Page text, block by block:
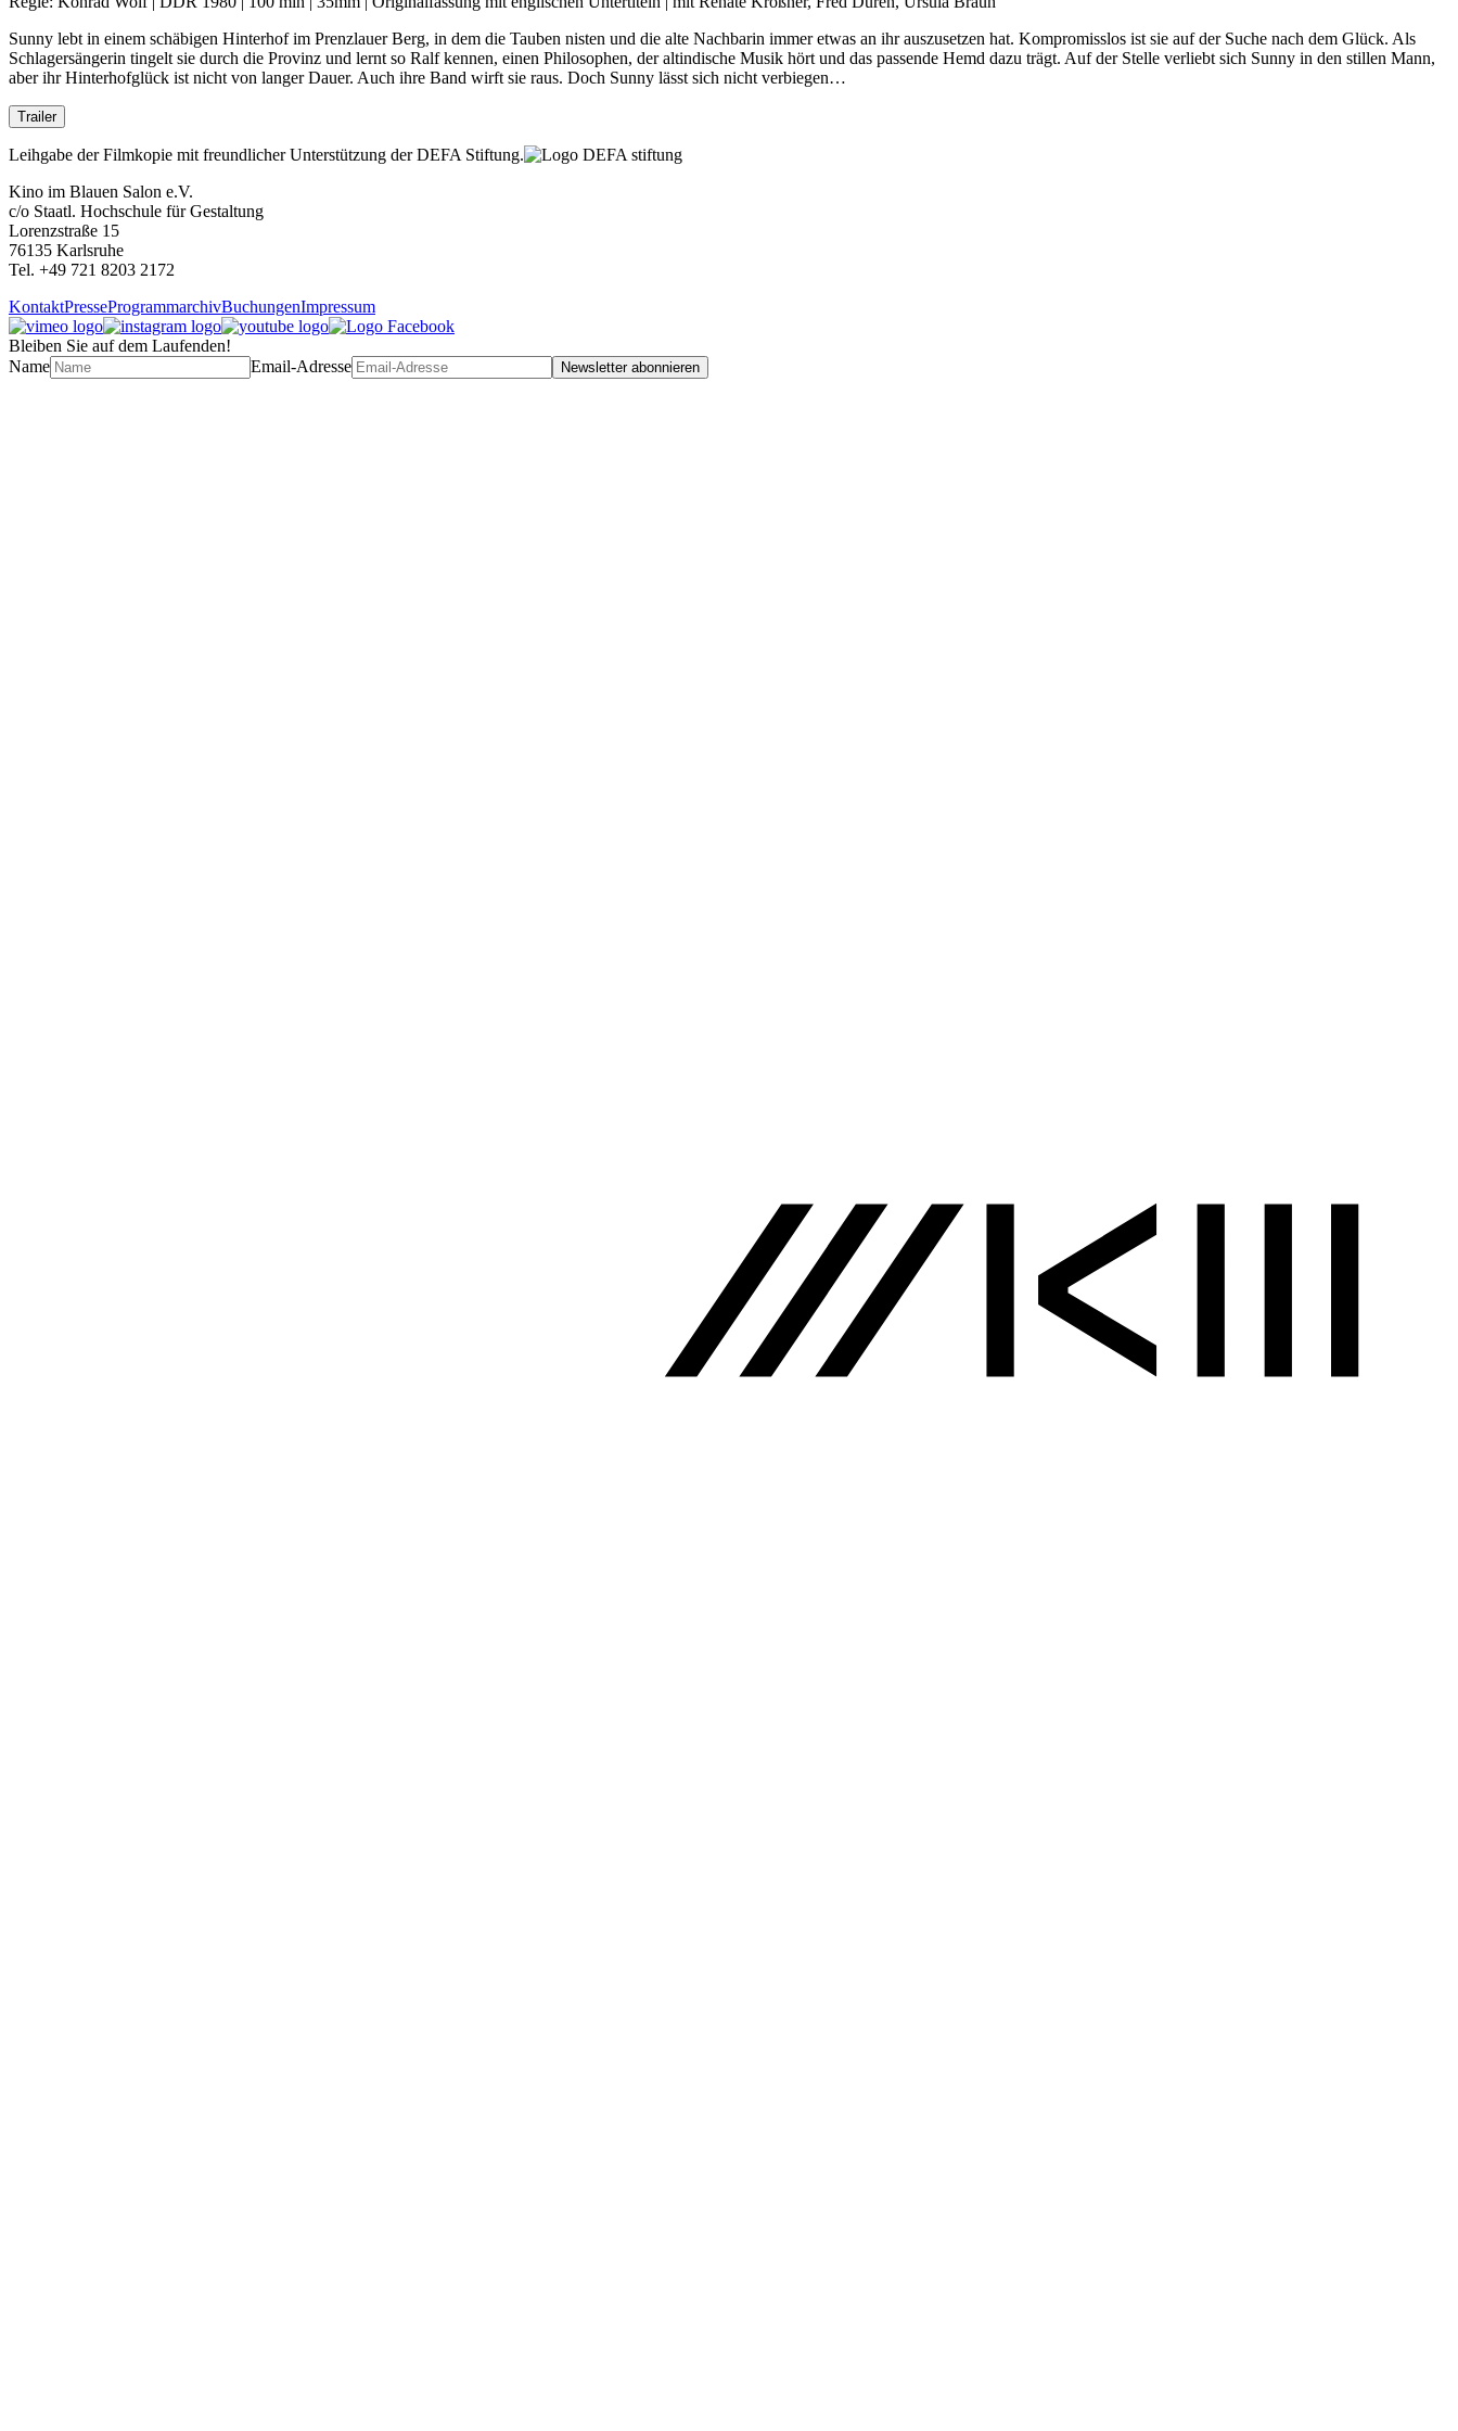
Sunny lebt in einem schäbigen Hinterhof im Prenzlauer Berg, in dem die Tauben nisten und die alte Nachbarin immer etwas an ihr auszusetzen hat. Kompromisslos ist sie auf der Suche nach dem Glück. Als
Schlagersängerin tingelt sie durch die Provinz und lernt so Ralf kennen, einen Philosophen, der altindische Musik hört und das passende Hemd dazu trägt. Auf der Stelle verliebt sich Sunny in den stillen Mann,
aber ihr Hinterhofglück ist nicht von langer Dauer. Auch ihre Band wirft sie raus. Doch Sunny lässt sich nicht verbiegen…
Trailer
Leihgabe der Filmkopie mit freundlicher Unterstützung der DEFA Stiftung.
Kino im Blauen Salon e.V.
c/o Staatl. Hochschule für Gestaltung
Lorenzstraße 15
76135 Karlsruhe
Tel. +49 721 8203 2172
KontaktPresseProgrammarchivBuchungenImpressum
Bleiben Sie auf dem Laufenden!
Name
Email-Adresse Newsletter abonnieren